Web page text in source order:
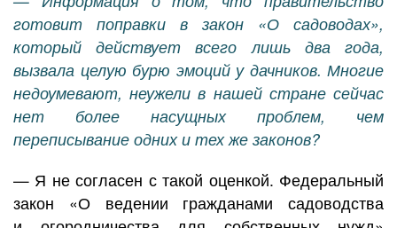
готовит поправки в закон «О садоводах»,
который действует всего лишь два года,
вызвала целую бурю эмоций у дачников. Многие
недоумевают, неужели в нашей стране сейчас
нет более насущных проблем, чем
переписывание одних и тех же законов?
— Я не согласен с такой оценкой. Федеральный
закон «О ведении гражданами садоводства